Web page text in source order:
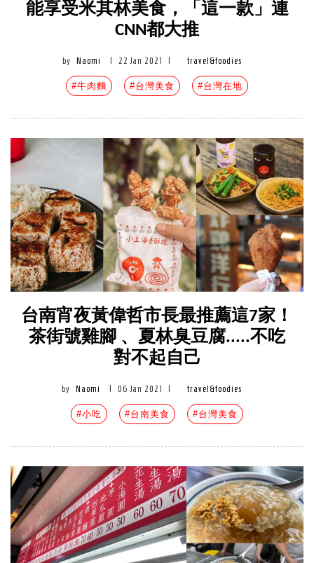
能享受米其林美食，「這一款」連
CNN都大推
by Naomi 22 Jan 2021 travel&foodies
#牛肉麵 #台灣美食 #台灣在地
台南宵夜黃偉哲市長最推薦這7家！
茶街號雞腳 、夏林臭豆腐.....不吃
對不起自己
by Naomi 06 Jan 2021 travel&foodies
#小吃 #台南美食 #台灣美食